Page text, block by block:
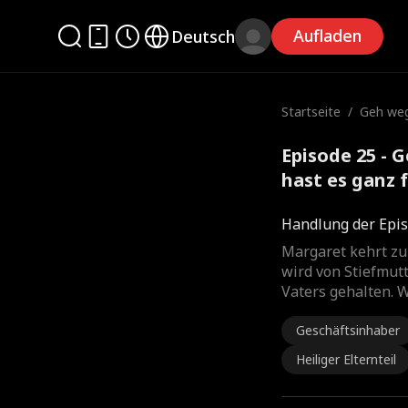
Deutsch Aufladen
Startseite / Geh
Episode 25 -
hast es ganz
Handlung der
Margaret kehrt
wird von
Vaters gehalten.
Geschäftsinhaber
Heiliger Elternteil